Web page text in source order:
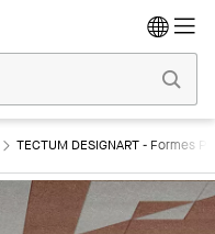
TECTUM DESIGNART - Formes